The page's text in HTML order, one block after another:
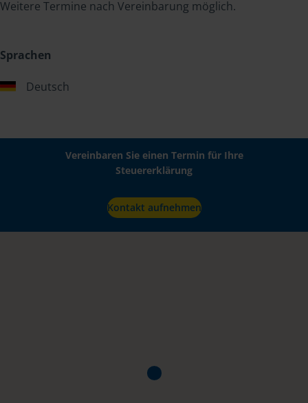
Weitere Termine nach Vereinbarung möglich.
Sprachen
Deutsch
Vereinbaren Sie einen Termin für Ihre
Steuererklärung
Kontakt aufnehmen